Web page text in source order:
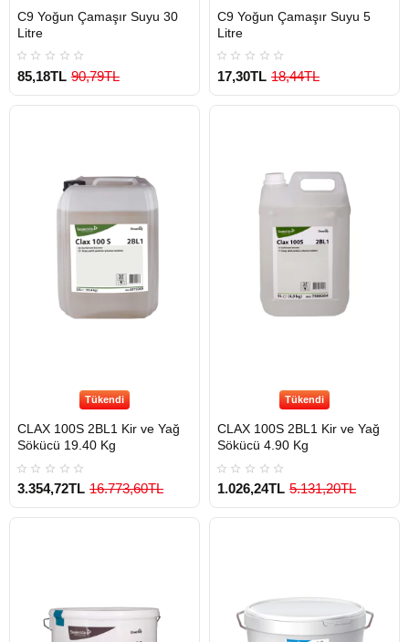
C9 Yoğun Çamaşır Suyu 30
Litre
85,18TL 90,79TL
C9 Yoğun Çamaşır Suyu 5
Litre
17,30TL 18,44TL
Tükendi
CLAX 100S 2BL1 Kir ve Yağ
Sökücü 19.40 Kg
3.354,72TL 16.773,60TL
Tükendi
CLAX 100S 2BL1 Kir ve Yağ
Sökücü 4.90 Kg
1.026,24TL 5.131,20TL